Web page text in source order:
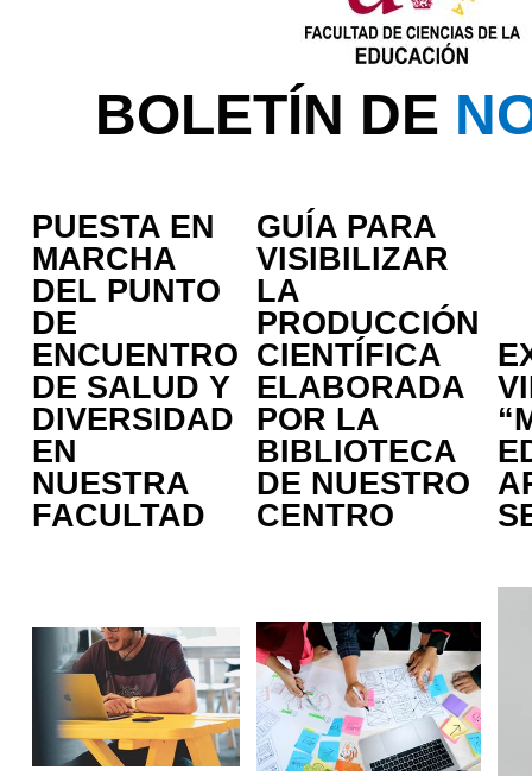
BOLETÍN DE
PUESTA EN
MARCHA
DEL PUNTO
DE
ENCUENTRO
DE SALUD Y
DIVERSIDAD
EN
NUESTRA
FACULTAD
GUÍA PARA
VISIBILIZAR
LA
PRODUCCIÓN
CIENTÍFICA
ELABORADA
POR LA
BIBLIOTECA
DE NUESTRO
CENTRO